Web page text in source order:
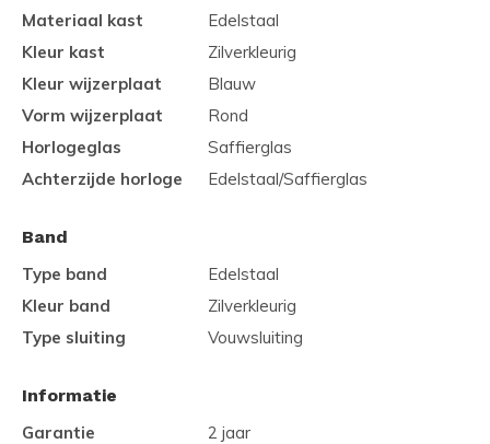
Materiaal kast
Edelstaal
Kleur kast
Zilverkleurig
Kleur wijzerplaat
Blauw
Vorm wijzerplaat
Rond
Horlogeglas
Saffierglas
Achterzijde horloge
Edelstaal/Saffierglas
Band
Type band
Edelstaal
Kleur band
Zilverkleurig
Type sluiting
Vouwsluiting
Informatie
Garantie
2 jaar